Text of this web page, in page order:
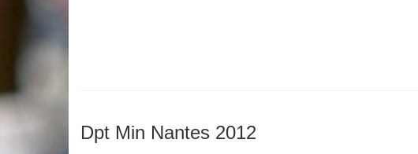
Dpt Min Nantes 2012